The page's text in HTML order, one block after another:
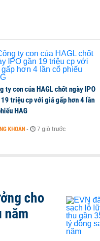
xin từ nhiệm
ty con của HAGL chốt ngày IPO
triệu cp với giá gấp hơn 4 lần
HAG
KHOÁN - 7 giờ trước
cho
năm